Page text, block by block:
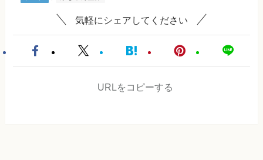
気軽にシェアしてください
URLをコピーする